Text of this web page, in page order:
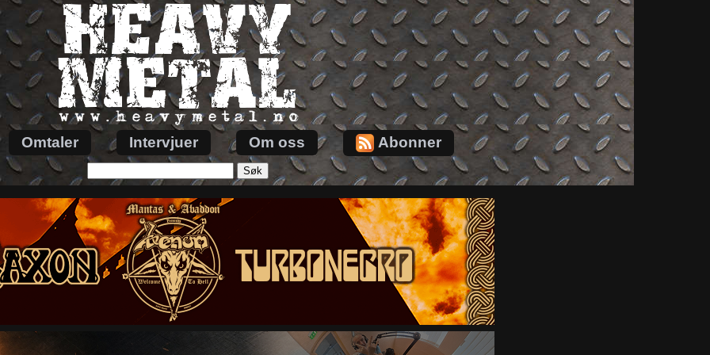
Omtaler Intervjuer Om oss Abonner
etter: